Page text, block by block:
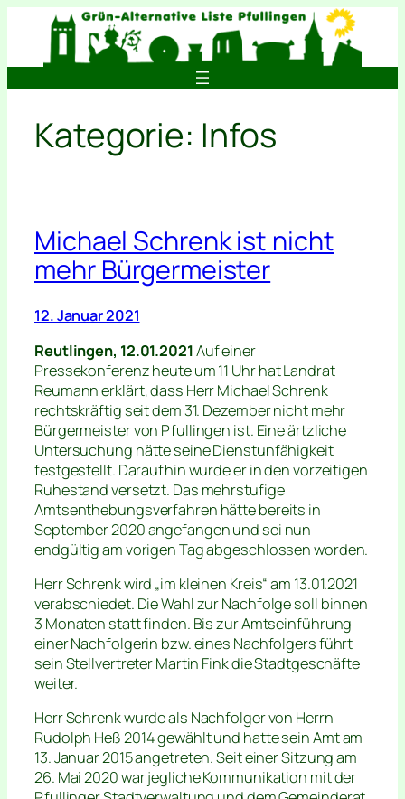
springen
Kategorie: Infos
Michael Schrenk ist nicht
mehr Bürgermeister
12. Januar 2021
Reutlingen, 12.01.2021Auf einer
Pressekonferenz heute um 11 Uhr hat Landrat
Reumann erklärt, dass Herr Michael Schrenk
rechtskräftig seit dem 31. Dezember nicht mehr
Bürgermeister von Pfullingen ist. Eine ärtzliche
Untersuchung hätte seine Dienstunfähigkeit
festgestellt. Daraufhin wurde er in den vorzeitigen
Ruhestand versetzt. Das mehrstufige
Amtsenthebungsverfahren hätte bereits in
September 2020 angefangen und sei nun
endgültig am vorigen Tag abgeschlossen worden.
Herr Schrenk wird „im kleinen Kreis“ am 13.01.2021
verabschiedet. Die Wahl zur Nachfolge soll binnen
3 Monaten statt finden. Bis zur Amtseinführung
einer Nachfolgerin bzw. eines Nachfolgers führt
sein Stellvertreter Martin Fink die Stadtgeschäfte
weiter.
Herr Schrenk wurde als Nachfolger von Herrn
Rudolph Heß 2014 gewählt und hatte sein Amt am
13. Januar 2015 angetreten. Seit einer Sitzung am
26. Mai 2020 war jegliche Kommunikation mit der